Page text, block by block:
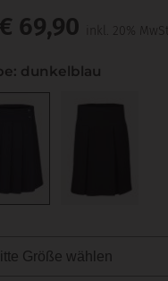
€ 69,90 inkl. 20%
dunkelblau